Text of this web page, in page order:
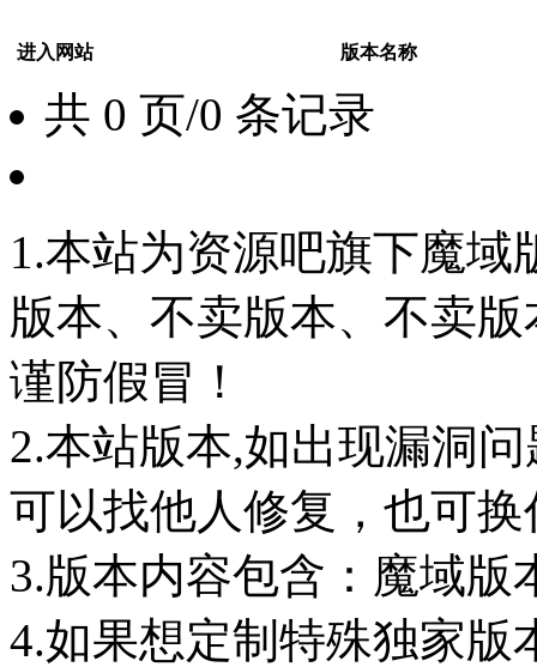
进入网站 版本名称
共 0 页/0 条记录
1.本站为资源吧旗下魔
版本、不卖版本、不卖版
谨防假冒！
2.本站版本,如出现漏洞
可以找他人修复，也可
3.版本内容包含：魔域版
4.如果想定制特殊独家